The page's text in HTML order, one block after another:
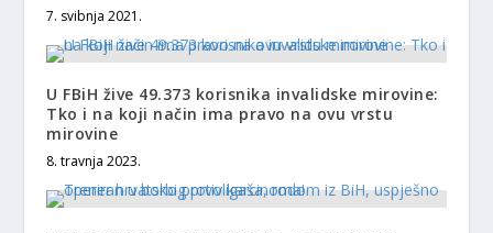
7. svibnja 2021.
U FBiH žive 49.373 korisnika invalidske mirovine:
Tko i na koji način ima pravo na ovu vrstu
mirovine
8. travnja 2023.